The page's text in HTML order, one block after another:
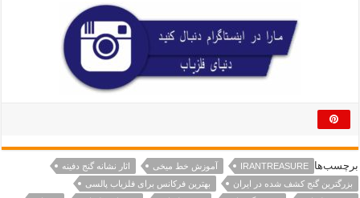
برچسب‌ها IRANTREASURE آموزش خط میخی
اثار نشانه گنج دفینه
بزرگترین گنج کشف شده در ایران
بهترین فرکانس برای فلزیاب پالسی